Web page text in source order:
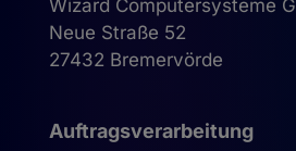
Wizard Computersysteme
Neue Straße 52
27432 Bremervörde
Auftragsverarbeitung